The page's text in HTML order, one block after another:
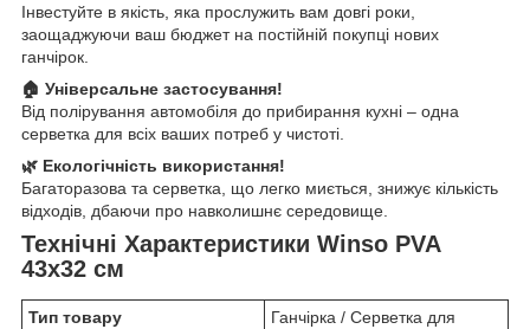
Інвестуйте в якість, яка прослужить вам довгі роки,
заощаджуючи ваш бюджет на постійній покупці нових
ганчірок.
🏠 Універсальне застосування!
Від полірування автомобіля до прибирання кухні – одна
серветка для всіх ваших потреб у чистоті.
🌿 Екологічність використання!
Багаторазова та серветка, що легко миється, знижує кількість
відходів, дбаючи про навколишнє середовище.
Технічні Характеристики Winso PVA
43x32 см
Тип товару
Ганчірка / Серветка для